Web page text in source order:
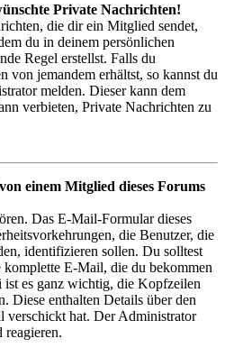
Private Nachrichten!
die dir ein Mitglied sendet,
du in deinem persönlichen
Regel erstellst. Falls du
von jemandem erhältst, so kannst du
melden. Dieser kann dem
verbieten, Private Nachrichten zu
einem Mitglied dieses Forums
Das E-Mail-Formular dieses
die Benutzer, die
identifizieren sollen. Du solltest
E-Mail, die du bekommen
ist es ganz wichtig, die Kopfzeilen
Diese enthalten Details über den
verschickt hat. Der Administrator
reagieren.